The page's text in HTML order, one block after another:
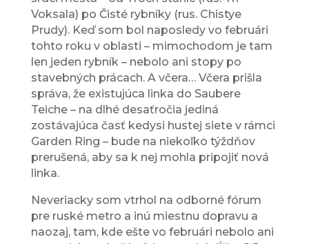
Voksala) po Čisté rybníky (rus. Chistye
Prudy). Keď som bol naposledy vo februári
tohto roku v oblasti – mimochodom je tam
len jeden rybník – nebolo ani stopy po
stavebných prácach. A včera… Včera prišla
správa, že existujúca linka do Saubere
Teiche – na dlhé desaťročia jediná
zostávajúca časť kedysi hustej siete v rámci
Garden Ring – bude na niekoľko týždňov
prerušená, aby sa k nej mohla pripojiť nová
linka.
Neveriacky som vtrhol na odborné fórum
pre ruské metro a inú miestnu dopravu a
naozaj, tam, kde ešte vo februári nebolo ani